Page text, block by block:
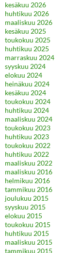
kesäkuu 2026
huhtikuu 2026
maaliskuu 2026
kesäkuu 2025
toukokuu 2025
huhtikuu 2025
marraskuu 2024
syyskuu 2024
elokuu 2024
heinäkuu 2024
kesäkuu 2024
toukokuu 2024
huhtikuu 2024
maaliskuu 2024
toukokuu 2023
huhtikuu 2023
toukokuu 2022
huhtikuu 2022
maaliskuu 2022
maaliskuu 2016
helmikuu 2016
tammikuu 2016
joulukuu 2015
syyskuu 2015
elokuu 2015
toukokuu 2015
huhtikuu 2015
maaliskuu 2015
tammikuu 2015